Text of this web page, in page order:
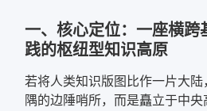
一、核心定位：一座横跨
践的枢纽型知识高原
若将人类知识版图比作一片大
隅的边陲哨所，而是矗立于中